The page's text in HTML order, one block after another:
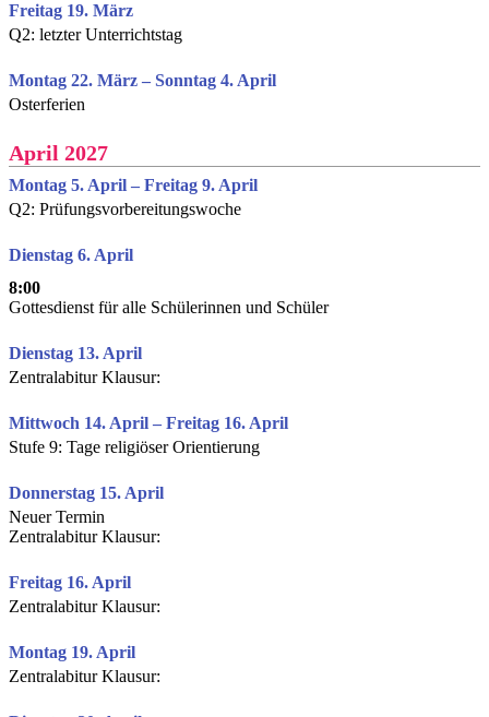
Freitag 19. März
Q2: letzter Unterrichtstag
Montag 22. März – Sonntag 4. April
Osterferien
April 2027
Montag 5. April – Freitag 9. April
Q2: Prüfungsvorbereitungswoche
Dienstag 6. April
8:00
Gottesdienst für alle Schülerinnen und Schüler
Dienstag 13. April
Zentralabitur Klausur:
Mittwoch 14. April – Freitag 16. April
Stufe 9: Tage religiöser Orientierung
Donnerstag 15. April
Neuer Termin
Zentralabitur Klausur:
Freitag 16. April
Zentralabitur Klausur:
Montag 19. April
Zentralabitur Klausur: